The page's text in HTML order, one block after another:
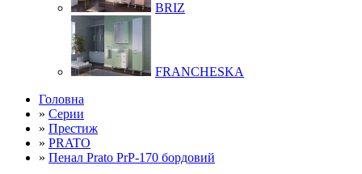
BRIZ
FRANCHESKA
Головна
» Серии
» Престиж
» PRATO
» Пенал Prato PrP-170 бордовий